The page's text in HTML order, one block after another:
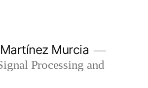
Murcia
Processing and